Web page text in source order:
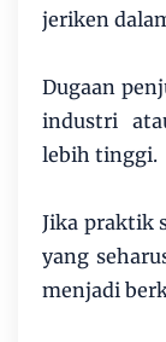
jeriken
Dugaan
industri
lebih tinggi.
Jika praktik
yang
menjadi